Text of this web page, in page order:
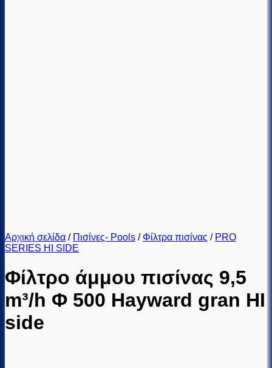
Αρχική σελίδα / Πισίνες- Pools / Φίλτρα πισίνας / PRO
SERIES HI SIDE
Φίλτρο άμμου πισίνας 9,5
m³/h Φ 500 Hayward gran HI
side